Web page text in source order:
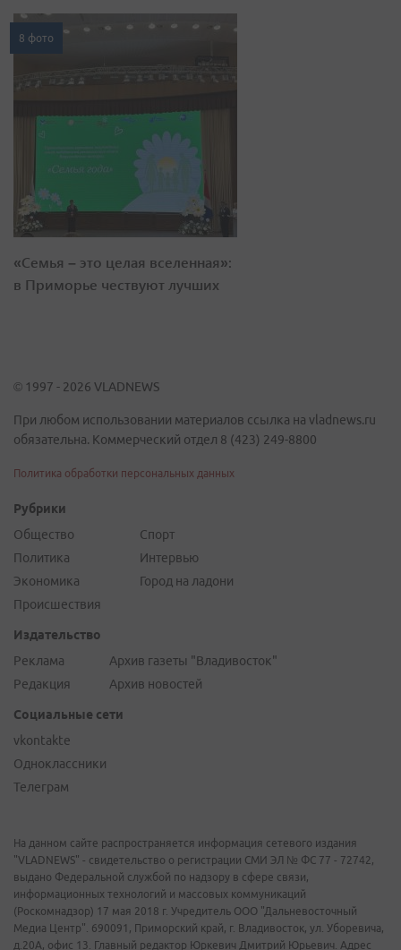
8 фото
«Семья – это целая вселенная»:
в Приморье чествуют лучших
© 1997 - 2026 VLADNEWS
При любом использовании материалов ссылка на vladnews.ru
обязательна. Коммерческий отдел 8 (423) 249-8800
Политика обработки персональных данных
Рубрики
Общество
Политика
Экономика
Происшествия
Спорт
Интервью
Город на ладони
Издательство
Реклама
Редакция
Архив газеты "Владивосток"
Архив новостей
Социальные сети
vkontakte
Одноклассники
Телеграм
На данном сайте распространяется информация сетевого издания
"VLADNEWS" - свидетельство о регистрации СМИ ЭЛ № ФС 77 - 72742,
выдано Федеральной службой по надзору в сфере связи,
информационных технологий и массовых коммуникаций
(Роскомнадзор) 17 мая 2018 г. Учредитель ООО "Дальневосточный
Медиа Центр". 690091, Приморский край, г. Владивосток, ул. Уборевича,
д.20А, офис 13. Главный редактор Юркевич Дмитрий Юрьевич. Адрес